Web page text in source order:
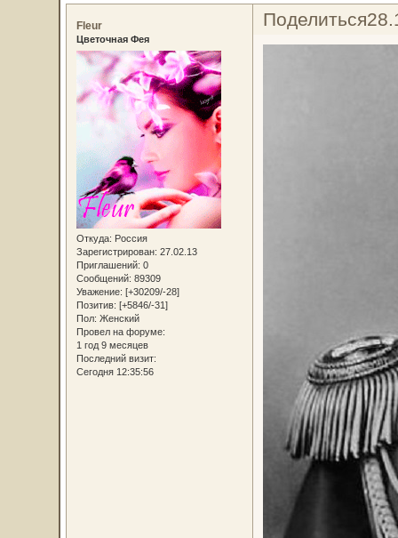
Поделиться
Fleur
Цветочная Фея
Откуда: Россия
Зарегистрирован: 27.02.13
Приглашений: 0
Сообщений: 89309
Уважение: [+30209/-28]
Позитив: [+5846/-31]
Пол: Женский
Провел на форуме:
1 год 9 месяцев
Последний визит:
Сегодня 12:35:56